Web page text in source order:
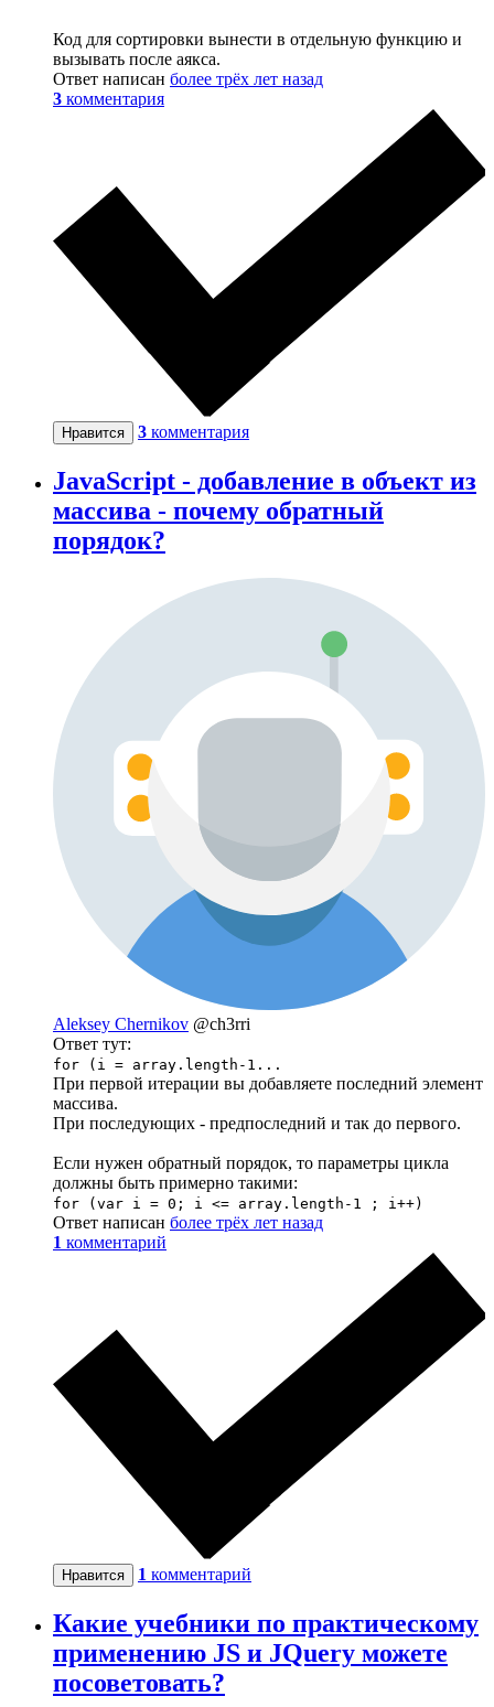
Код для сортировки вынести в отдельную функцию и
вызывать после аякса.
Ответ написан более трёх лет назад
3 комментария
Нравится 3 комментария
JavaScript - добавление в объект из
массива - почему обратный
порядок?
Aleksey Chernikov @ch3rri
Ответ тут:
for (i = array.length-1...
При первой итерации вы добавляете последний элемент
массива.
При последующих - предпоследний и так до первого.
Если нужен обратный порядок, то параметры цикла
должны быть примерно такими:
for (var i = 0; i <= array.length-1 ; i++)
Ответ написан более трёх лет назад
1 комментарий
Нравится 1 комментарий
Какие учебники по практическому
применению JS и JQuery можете
посоветовать?